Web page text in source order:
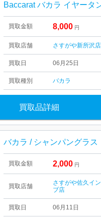
買取金額 8,000 円
買取店舗 さすがや新所沢店
買取日 06月25日
買取種別 バカラ
買取品詳細
バカラ / シャンパングラス
買取金額 2,000 円
買取店舗
さすがや佐久イ
ブ店
買取日 06月11日